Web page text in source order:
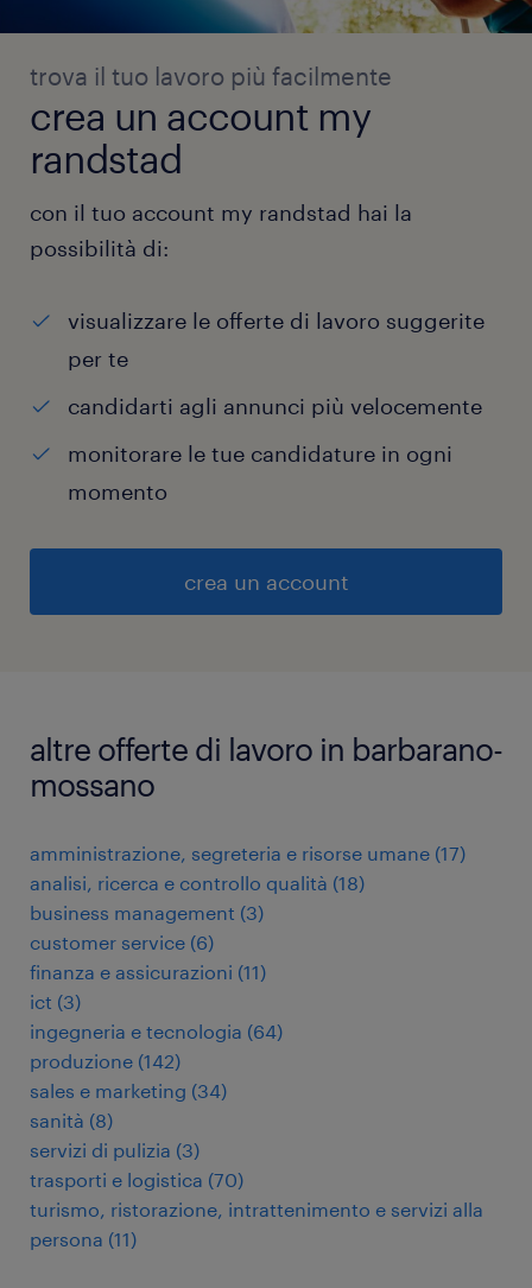
trova il tuo lavoro più facilmente
crea un account my
randstad
con il tuo account my randstad hai la
possibilità di:
visualizzare le offerte di lavoro suggerite
per te
candidarti agli annunci più velocemente
monitorare le tue candidature in ogni
momento
crea un account
altre offerte di lavoro in barbarano-
mossano
amministrazione, segreteria e risorse umane (17)
analisi, ricerca e controllo qualità (18)
business management (3)
customer service (6)
finanza e assicurazioni (11)
ict (3)
ingegneria e tecnologia (64)
produzione (142)
sales e marketing (34)
sanità (8)
servizi di pulizia (3)
trasporti e logistica (70)
turismo, ristorazione, intrattenimento e servizi alla
persona (11)